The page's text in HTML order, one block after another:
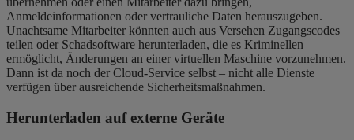
Anmeldeinformationen oder vertrauliche Daten herauszugeben.
Unachtsame Mitarbeiter könnten auch aus Versehen Zugangscodes
teilen oder Schadsoftware herunterladen, die es Kriminellen
ermöglicht, Änderungen an einer virtuellen Maschine vorzunehmen.
Dann ist da noch der Cloud-Service selbst – nicht alle Dienste
verfügen über ausreichende Sicherheitsmaßnahmen.
Herunterladen auf externe Geräte